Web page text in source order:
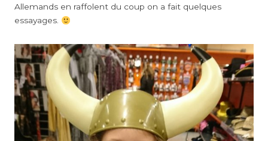
Allemands en raffolent du coup on a fait quelques
essayages.